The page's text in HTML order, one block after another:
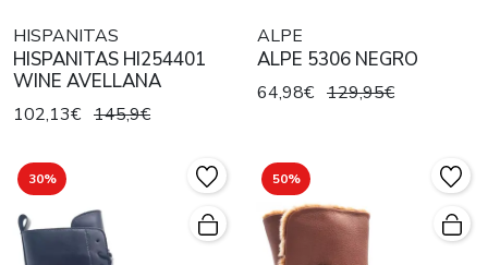
HISPANITAS
HISPANITAS HI254401
WINE AVELLANA
102,13€ 145,9€
ALPE
ALPE 5306 NEGRO
64,98€ 129,95€
30% 50%